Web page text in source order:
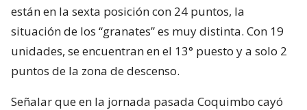
están en la sexta posición con 24 puntos, la
situación de los “granates” es muy distinta. Con 19
unidades, se encuentran en el 13° puesto y a solo 2
puntos de la zona de descenso.
Señalar que en la jornada pasada Coquimbo cayó